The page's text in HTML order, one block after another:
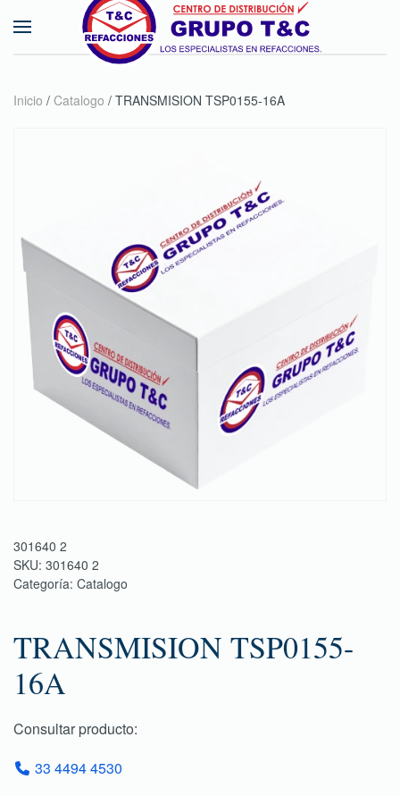
Skip to main content
Inicio / Catalogo / TRANSMISION TSP0155-16A
301640 2
SKU: 301640 2
Categoría: Catalogo
TRANSMISION TSP0155-
16A
Consultar producto:
33 4494 4530